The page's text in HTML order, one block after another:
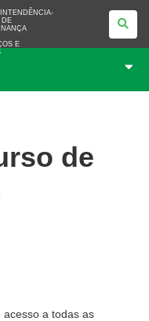
DE
E
de
acesso a todas as